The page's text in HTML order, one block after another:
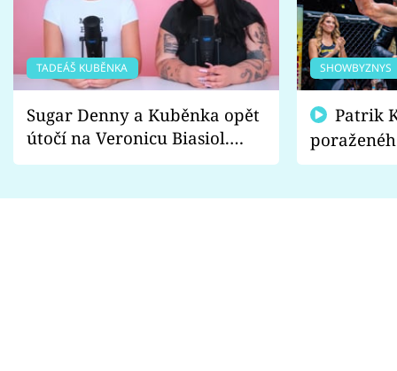
TADEÁŠ KUBĚNKA
Sugar Denny a Kuběnka opět
útočí na Veronicu Biasiol.
Proč je podle nich falešná a
SHOWBYZNYS
fanoušci